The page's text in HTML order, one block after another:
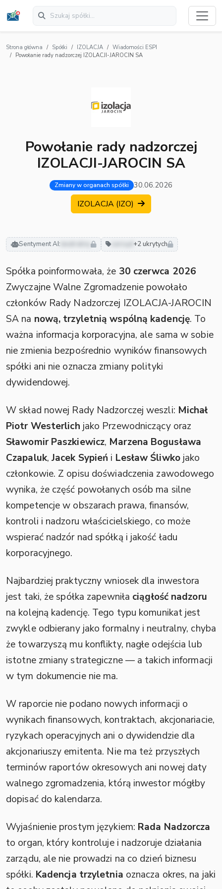
Strona główna Spółki IZOLACJA
Wiadomości ESPI
Powołanie rady nadzorczej IZOLACJI-JAROCIN SA
Powołanie rady nadzorczej
IZOLACJI-JAROCIN SA
Zmiany w organach spółki 30.06.2026
IZOLACJA (IZO)
Sentyment AI: neutralny +2 ukrytych
Spółka poinformowała, że 30 czerwca 2026
Zwyczajne Walne Zgromadzenie powołało
członków Rady Nadzorczej IZOLACJA-JAROCIN
SA na nową, trzyletnią wspólną kadencję. To
ważna informacja korporacyjna, ale sama w sobie
nie zmienia bezpośrednio wyników finansowych
spółki ani nie oznacza zmiany polityki
dywidendowej.
W skład nowej Rady Nadzorczej weszli: Michał
Piotr Westerlich jako Przewodniczący oraz
Sławomir Paszkiewicz, Marzena Bogusława
Czapaluk,Jacek Sypień i Lesław Śliwkojako
członkowie. Z opisu doświadczenia zawodowego
wynika, że część powołanych osób ma silne
kompetencje w obszarach prawa, finansów,
kontroli i nadzoru właścicielskiego, co może
wspierać nadzór nad spółką i jakość ładu
korporacyjnego.
Najbardziej praktyczny wniosek dla inwestora
jest taki, że spółka zapewniła ciągłość nadzoru
na kolejną kadencję. Tego typu komunikat jest
zwykle odbierany jako formalny i neutralny, chyba
że towarzyszą mu konflikty, nagłe odejścia lub
istotne zmiany strategiczne — a takich informacji
w tym dokumencie nie ma.
W raporcie nie podano nowych informacji o
wynikach finansowych, kontraktach, akcjonariacie,
ryzykach operacyjnych ani o dywidendzie dla
akcjonariuszy emitenta. Nie ma też przyszłych
terminów raportów okresowych ani nowej daty
walnego zgromadzenia, którą inwestor mógłby
dopisać do kalendarza.
Wyjaśnienie prostym językiem: Rada Nadzorcza
to organ, który kontroluje i nadzoruje działania
zarządu, ale nie prowadzi na co dzień biznesu
spółki. Kadencja trzyletnia oznacza okres, na jaki